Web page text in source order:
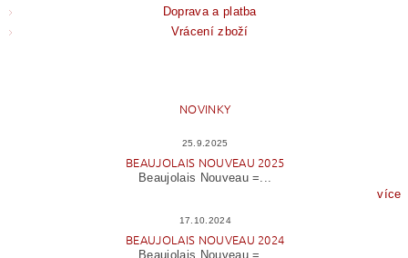
Doprava a platba
Vrácení zboží
NOVINKY
25.9.2025
BEAUJOLAIS NOUVEAU 2025
Beaujolais Nouveau =...
více
17.10.2024
BEAUJOLAIS NOUVEAU 2024
Beaujolais Nouveau =...